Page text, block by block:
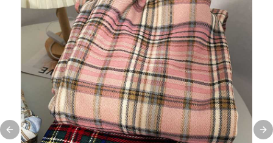
Previous slide